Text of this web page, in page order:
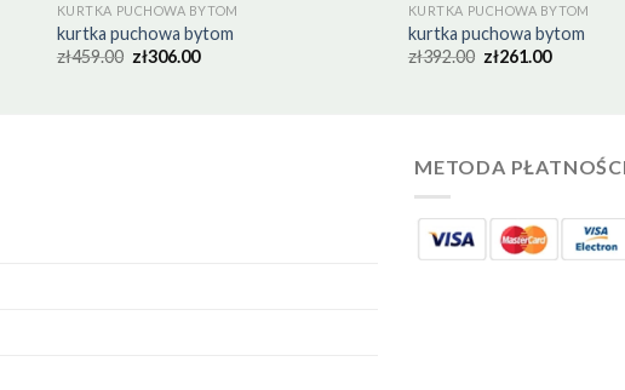
KURTKA PUCHOWA BYTOM
kurtka puchowa bytom
zł459.00 zł306.00
KURTKA PUCHOWA BYTOM
kurtka puchowa bytom
zł392.00 zł261.00
METODA PŁATNOŚCI